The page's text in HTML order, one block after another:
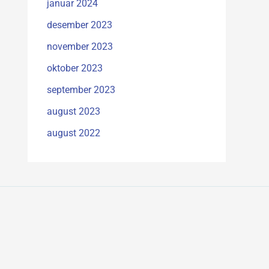
januar 2024
desember 2023
november 2023
oktober 2023
september 2023
august 2023
august 2022